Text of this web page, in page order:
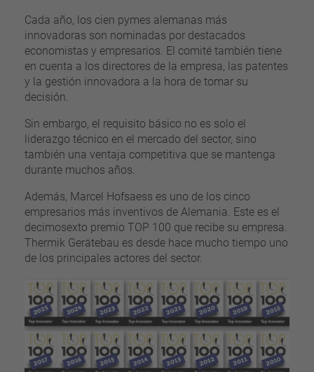
Cada año, los cien pymes alemanas más
innovadoras son nominadas por destacados
economistas y empresarios. El comité también tiene
en cuenta a los directores de la empresa, las patentes
y la gestión innovadora a la hora de tomar su
decisión.
Sin embargo, el requisito básico no es solo el
liderazgo técnico en el mercado del sector, sino
también una ventaja competitiva que se mantenga
durante muchos años.
Además, Marcel Hofsaess es uno de los cinco
empresarios más inventivos de Alemania. Este es el
decimosexto premio TOP 100 que recibe su empresa.
Thermik Gerätebau es desde hace mucho tiempo uno
de los principales actores del sector.